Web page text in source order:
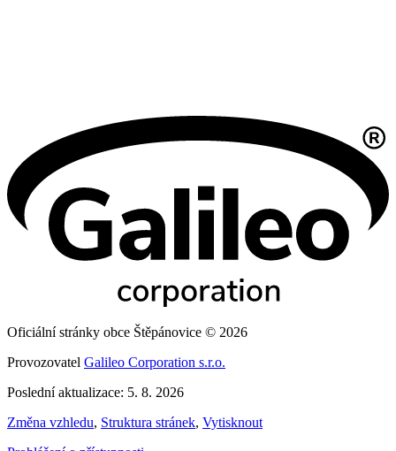
Oficiální stránky obce Štěpánovice © 2026
Provozovatel Galileo Corporation s.r.o.
Poslední aktualizace: 5. 8. 2026
Změna vzhledu, Struktura stránek, Vytisknout